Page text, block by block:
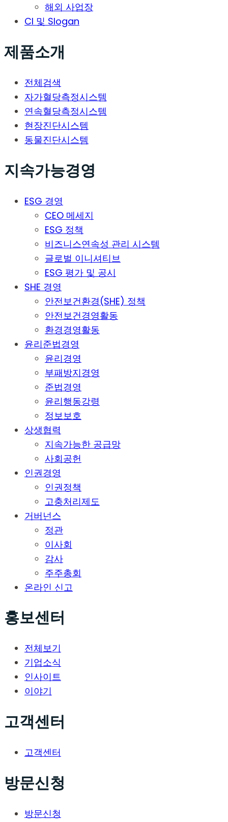
해외 사업장
CI 및 Slogan
제품소개
전체검색
자가혈당측정시스템
연속혈당측정시스템
현장진단시스템
동물진단시스템
지속가능경영
ESG 경영
CEO 메세지
ESG 정책
비즈니스연속성 관리 시스템
글로벌 이니셔티브
ESG 평가 및 공시
SHE 경영
안전보건환경(SHE) 정책
안전보건경영활동
환경경영활동
윤리준법경영
윤리경영
부패방지경영
준법경영
윤리행동강령
정보보호
상생협력
지속가능한 공급망
사회공헌
인권경영
인권정책
고충처리제도
거버넌스
정관
이사회
감사
주주총회
온라인 신고
홍보센터
전체보기
기업소식
인사이트
이야기
고객센터
고객센터
방문신청
방문신청